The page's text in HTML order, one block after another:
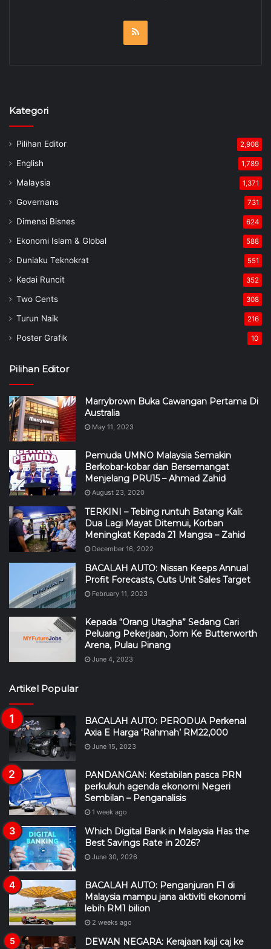
Kategori
Pilihan Editor 2,908
English 1,789
Malaysia 1,371
Governans 731
Dimensi Bisnes 624
Ekonomi Islam & Global 588
Duniaku Teknokrat 551
Kedai Runcit 352
Two Cents 308
Turun Naik 216
Poster Grafik 10
Pilihan Editor
Marrybrown Buka Cawangan Pertama Di
Australia
May 11, 2023
Pemuda UMNO Malaysia Semakin
Berkobar-kobar dan Bersemangat
Menjelang PRU15 – Ahmad Zahid
August 23, 2020
TERKINI – Tebing runtuh Batang Kali:
Dua Lagi Mayat Ditemui, Korban
Meningkat Kepada 21 Mangsa – Zahid
December 16, 2022
BACALAH AUTO: Nissan Keeps Annual
Profit Forecasts, Cuts Unit Sales Target
February 11, 2023
Kepada “Orang Utagha” Sedang Cari
Peluang Pekerjaan, Jom Ke Butterworth
Arena, Pulau Pinang
June 4, 2023
Artikel Popular
BACALAH AUTO: PERODUA Perkenal
Axia E Harga ‘Rahmah’ RM22,000
June 15, 2023
PANDANGAN: Kestabilan pasca PRN
perkukuh agenda ekonomi Negeri
Sembilan – Penganalisis
1 week ago
Which Digital Bank in Malaysia Has the
Best Savings Rate in 2026?
June 30, 2026
BACALAH AUTO: Penganjuran F1 di
Malaysia mampu jana aktiviti ekonomi
lebih RM1 bilion
2 weeks ago
DEWAN NEGARA: Kerajaan kaji caj ke